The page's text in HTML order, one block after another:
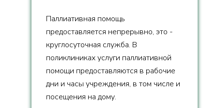
Паллиативная помощь
предоставляется непрерывно, это -
круглосуточная служба. В
поликлиниках услуги паллиативной
помощи предоставляются в рабочие
дни и часы учреждения, в том числе и
посещения на дому.